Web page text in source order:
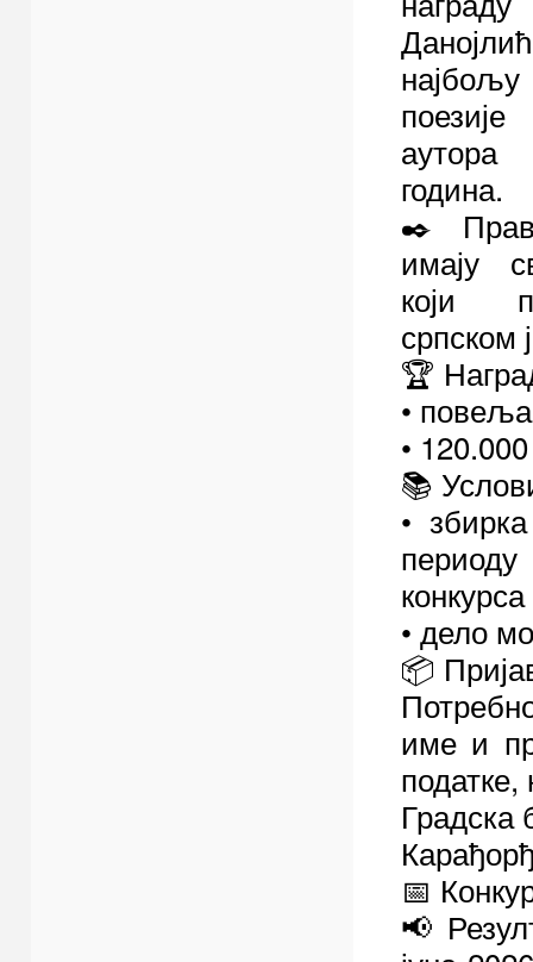
година.
✒️
имају
који
српском
🏆
• повеља
•
📚
•
конкурса
• дело
📦
име и
Градска
📅
📢